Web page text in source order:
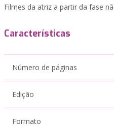
Filmes da atriz a partir da fase
Características
Número de páginas
Edição
Formato